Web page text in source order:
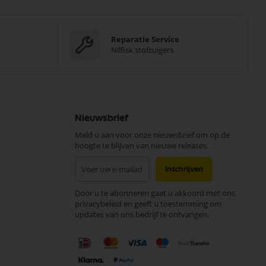
Reparatie Service
Nilfisk stofzuigers
Nieuwsbrief
Meld u aan voor onze nieuwsbrief om op de
hoogte te blijven van nieuwe releases.
onze
nieuwsbrief
Inschrijven
Door u te abonneren gaat u akkoord met ons
privacybeleid en geeft u toestemming om
updates van ons bedrijf te ontvangen.